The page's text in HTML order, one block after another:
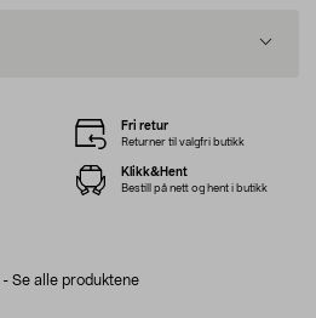
- Se alle produktene
Fri retur
Returner til valgfri butikk
Klikk&Hent
Bestill på nett og hent i butikk